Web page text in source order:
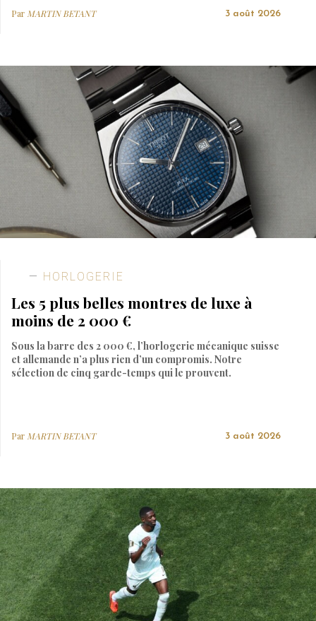
Par MARTIN BETANT 3 août 2026
HORLOGERIE
Les 5 plus belles montres de luxe à
moins de 2 000 €
Sous la barre des 2 000 €, l’horlogerie mécanique suisse
et allemande n’a plus rien d’un compromis. Notre
sélection de cinq garde-temps qui le prouvent.
ParMARTIN BETANT 3 août 2026